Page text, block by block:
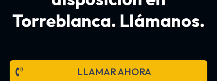
Torreblanca. Llámanos.
LLAMAR AHORA